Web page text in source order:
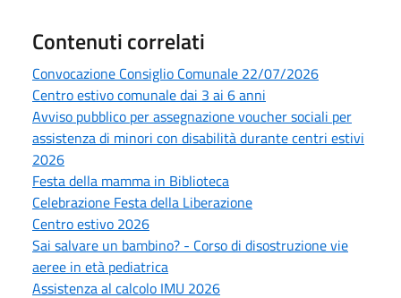
Contenuti correlati
Convocazione Consiglio Comunale 22/07/2026
Centro estivo comunale dai 3 ai 6 anni
Avviso pubblico per assegnazione voucher sociali per
assistenza di minori con disabilità durante centri estivi
2026
Festa della mamma in Biblioteca
Celebrazione Festa della Liberazione
Centro estivo 2026
Sai salvare un bambino? - Corso di disostruzione vie
aeree in età pediatrica
Assistenza al calcolo IMU 2026